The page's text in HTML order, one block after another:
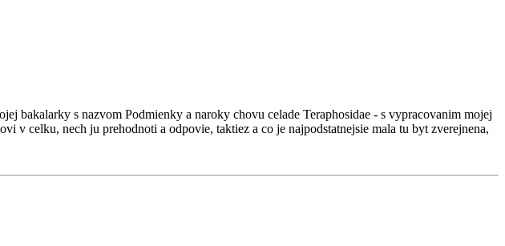
bakalarky s nazvom Podmienky a naroky chovu celade Teraphosidae - s vypracovanim mojej
v celku, nech ju prehodnoti a odpovie, taktiez a co je najpodstatnejsie mala tu byt zverejnena,